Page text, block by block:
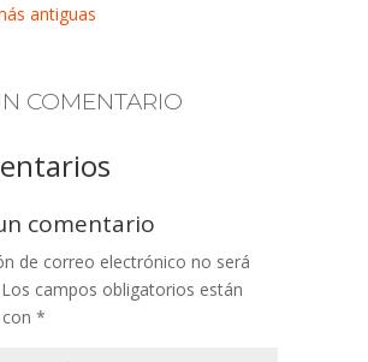
antiguas
COMENTARIO
comentario
de correo electrónico no será
Los campos obligatorios están
*